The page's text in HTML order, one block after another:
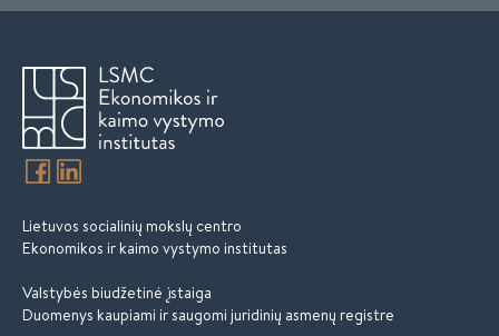
Lietuvos socialinių mokslų centro
Ekonomikos ir kaimo vystymo institutas
Valstybės biudžetinė įstaiga
Duomenys kaupiami ir saugomi juridinių asmenų registre